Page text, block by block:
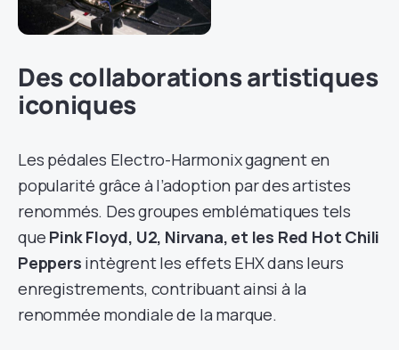
Des collaborations artistiques
iconiques
Les pédales Electro-Harmonix gagnent en
popularité grâce à l’adoption par des artistes
renommés. Des groupes emblématiques tels
que Pink Floyd, U2, Nirvana, et les Red Hot Chili
Peppers intègrent les effets EHX dans leurs
enregistrements, contribuant ainsi à la
renommée mondiale de la marque.